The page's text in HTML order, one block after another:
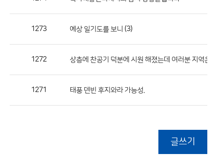
1273 예상 일기도를 보니 (3)
1272 상층에 찬공기 덕분에 시원 해졌는데 여러분 지역은
1271 태풍 덴빈 후지와라 가능성.
글쓰기